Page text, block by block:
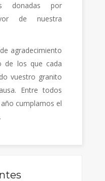
donadas por
de nuestra
agradecimiento
de los que cada
vuestro granito
Entre todos
cumplamos el